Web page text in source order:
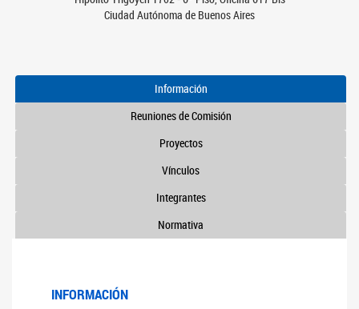
Ciudad Autónoma de Buenos Aires
Información
Reuniones de Comisión
Proyectos
Vínculos
Integrantes
Normativa
INFORMACIÓN